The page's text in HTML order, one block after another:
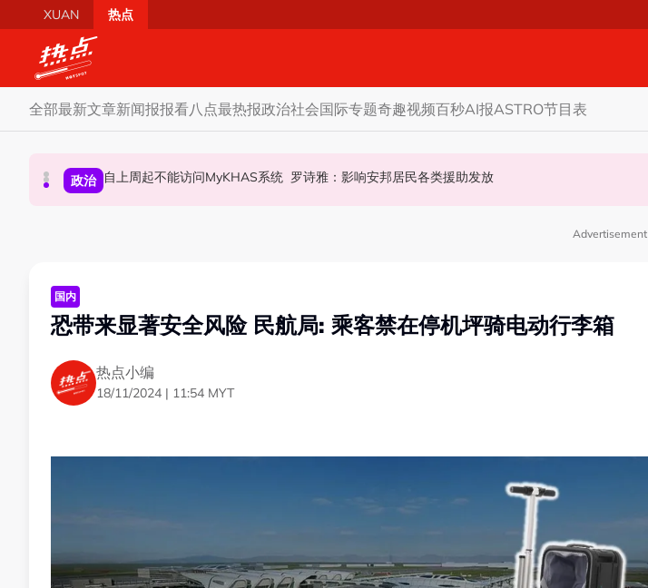
Skip to main content
XUAN 热点
全部最新文章新闻报报看八点最热报政治社会国际专题奇趣视频百秒AI报ASTRO节目表
政治 开放与各方合作迎战甲州选 扎希：国阵捍卫甲州21席
政治 自上周起不能访问MyKHAS系统 罗诗雅：影响安邦居民各类援助发放
社会 摩托车况欠佳、骑士疲劳肇祸 RXZ主办方否认非法飙车引发车祸
Advertisement
国内
恐带来显著安全风险 民航局: 乘客禁在停机坪骑电动行李箱
热点小编
18/11/2024 | 11:54 MYT